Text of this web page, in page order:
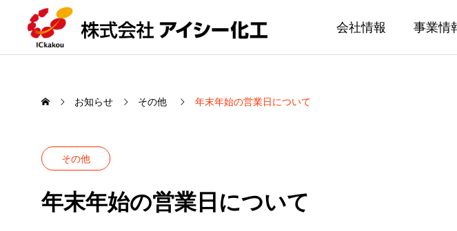
会社情報 事業情
BUSINESS
SERVICE
お知らせ その他 年末年始の営業日について
その他
年末年始の営業日について